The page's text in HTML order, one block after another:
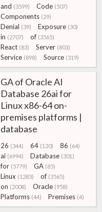
and (3599) Code (507)
Components (29)
Denial (39) Exposure (30)
in (2707) of (3565)
React (83) Server (803)
Service (898) Source (319)
GA of Oracle AI
Database 26ai for
Linux x86-64 on-
premises platforms |
database
26 (344) 64 (120) 86 (64)
ai (6994) Database (301)
for (5779) GA (85)
Linux (1283) of (3565)
on (2008) Oracle (958)
Platforms (44) Premises (4)